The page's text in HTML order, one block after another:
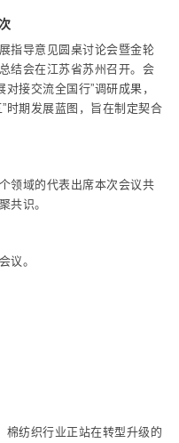
指导意见圆桌讨论会暨金轮
结会在江苏省苏州召开。会
接交流全国行”调研成果，
时期发展蓝图，旨在制定契合
领域的代表出席本次会议共
共识。
议。
棉纺织行业正站在转型升级的